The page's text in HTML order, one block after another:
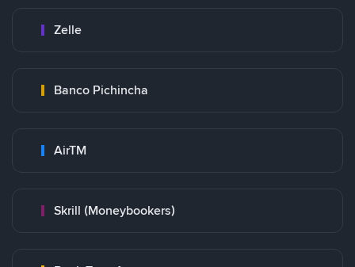
Zelle
Banco Pichincha
AirTM
Skrill (Moneybookers)